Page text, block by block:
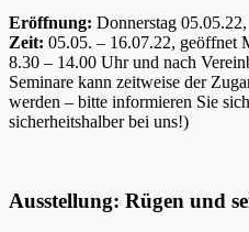
Eröffnung: Donnerstag
Zeit: 05.05. – 16.07.22, geöffnet
8.30 – 14.00 Uhr und nach
Seminare kann zeitweise der
werden – bitte informieren Sie
sicherheitshalber bei uns!)
Ausstellung: Rügen und